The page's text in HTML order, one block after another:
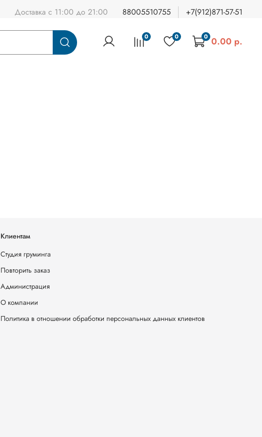
Доставка с 11:00 до 21:00 88005510755 +7(912)871-57-51
0 0 0 0.00 р.
Клиентам
Студия груминга
Повторить заказ
Администрация
О компании
Политика в отношении обработки персональных данных клиентов